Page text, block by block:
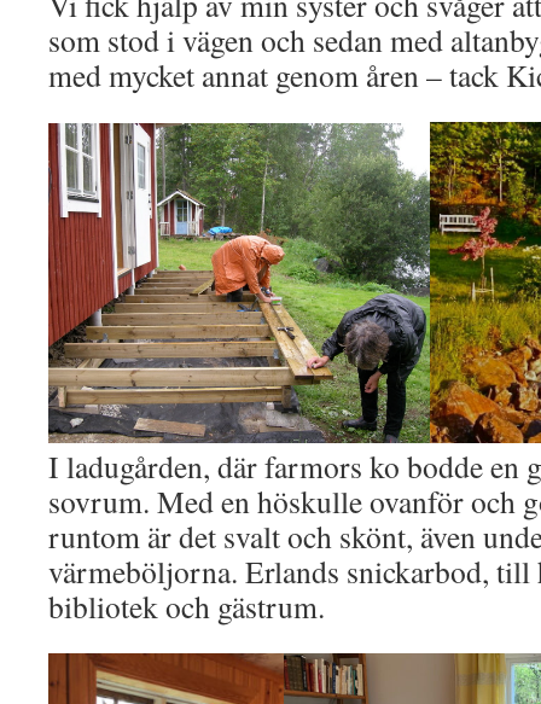
som stod i vägen och sedan med
med mycket annat genom åren – tack
I ladugården, där farmors ko bodde en
sovrum. Med en höskulle ovanför och
runtom är det svalt och skönt, även
värmeböljorna. Erlands snickarbod,
bibliotek och gästrum.